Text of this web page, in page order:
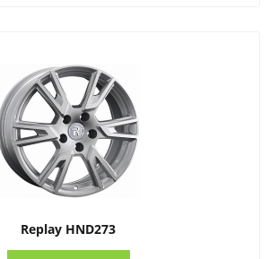
Replay HND273